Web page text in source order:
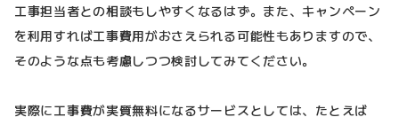
工事担当者との相談もしやすくなるはず。また、キャンペーン
を利用すれば工事費用がおさえられる可能性もありますので、
そのような点も考慮しつつ検討してみてください。
実際に工事費が実質無料になるサービスとしては、たとえば